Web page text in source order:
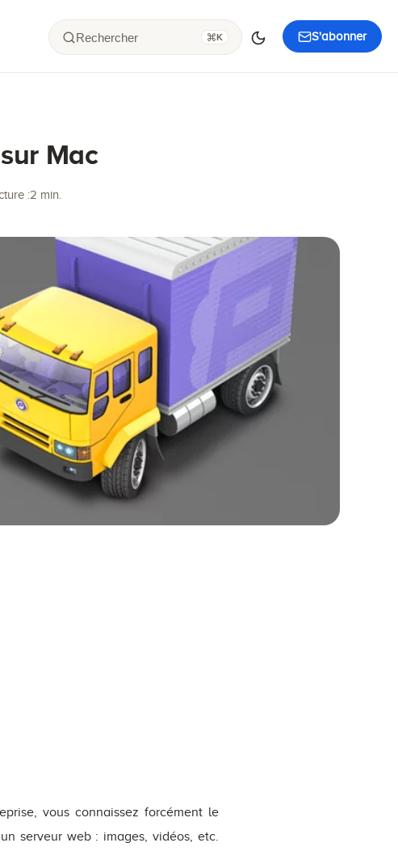
S'abonner
Rechercher K
Mac
:2 min.
vous connaissez forcément le
serveur web : images, vidéos, etc.